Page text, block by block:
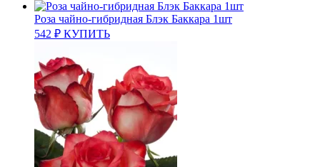
Роза чайно-гибридная Блэк Баккара 1шт
542 ₽ КУПИТЬ